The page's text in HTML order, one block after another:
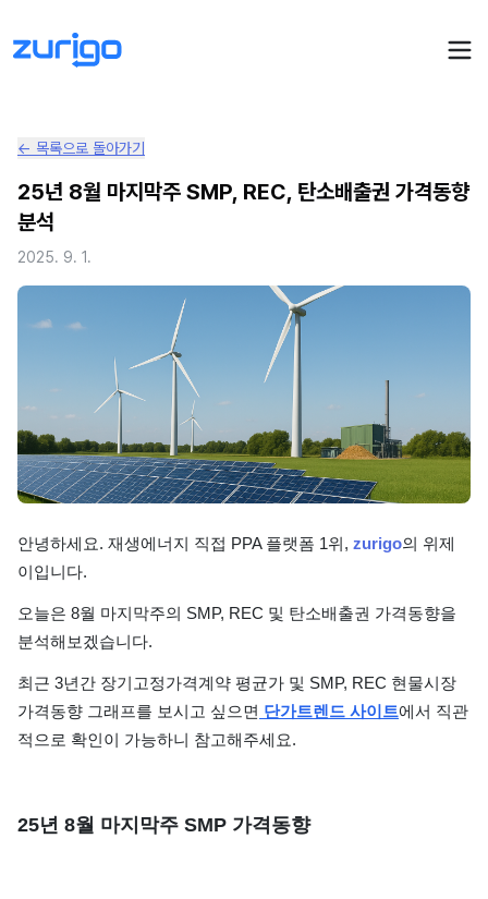
PPA 계약
수요기업 PPA 계산
발전소 PPA 계산
PPA 매칭
PPA 관리
PPA 모니터링
PPA 파트너스
전기요금 시뮬레이션
PPA 매뉴얼
AI 컨설턴트 UPDATED
PPA 플레이
인사이트
성공사례
에너지브리핑
단가
회사소개
← 목록으로 돌아가기
25년 8월 마지막주 SMP, REC, 탄소배출권 가격동향
분석
2025. 9. 1.
안녕하세요. 재생에너지 직접 PPA 플랫폼 1위, zurigo의 위제
이입니다.
오늘은 8월 마지막주의 SMP, REC 및 탄소배출권 가격동향을
분석해보겠습니다.
최근 3년간 장기고정가격계약 평균가 및 SMP, REC 현물시장
가격동향 그래프를 보시고 싶으면 단가트렌드 사이트에서 직관
적으로 확인이 가능하니 참고해주세요.
25년 8월 마지막주 SMP 가격동향